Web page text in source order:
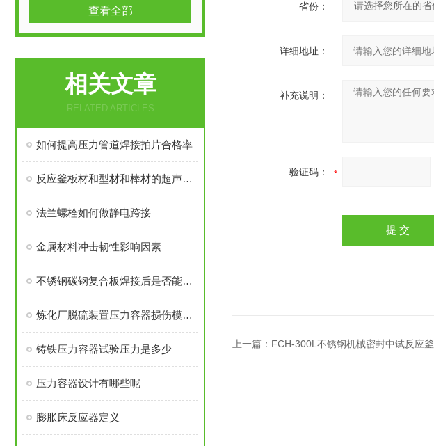
查看全部
相关文章
RELATED ARTICLES
如何提高压力管道焊接拍片合格率
反应釜板材和型材和棒材的超声波检测
法兰螺栓如何做静电跨接
金属材料冲击韧性影响因素
不锈钢碳钢复合板焊接后是否能进行热处理
炼化厂脱硫装置压力容器损伤模式分析与应对
铸铁压力容器试验压力是多少
压力容器设计有哪些呢
膨胀床反应器定义
省份：
详细地址：
补充说明：
验证码：
上一篇： FCH-300L不锈钢机械密封中试反应釜